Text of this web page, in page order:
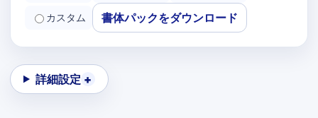
カスタム 書体パックをダウンロード
詳細設定